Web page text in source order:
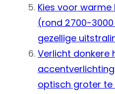
Kies voor
(rond 2700-
gezellige
Verlicht donkere
optisch groter te